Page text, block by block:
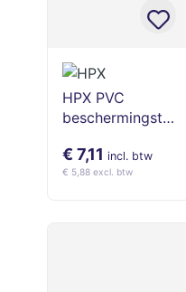
HPX PVC
beschermingsta
50mm x 33m
€ 7,11 incl. btw
€ 5,88 excl. btw